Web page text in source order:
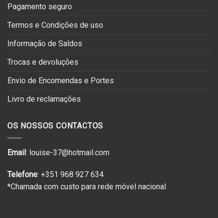
Pagamento seguro
Termos e Condições de uso
Informação de Saldos
Trocas e devoluções
Envio de Encomendas e Portes
Livro de reclamações
OS NOSSOS CONTACTOS
Email: louise-37@hotmail.com
Telefone: +351 968 927 634
*Chamada com custo para rede móvel nacional